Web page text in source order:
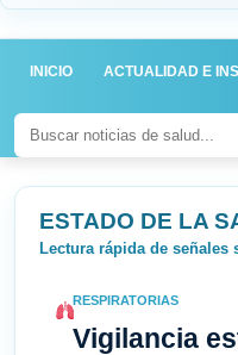
INICIO ACTUALIDAD E
ESTADO DE LA
Lectura rápida de señales
RESPIRATORIAS
Vigilancia